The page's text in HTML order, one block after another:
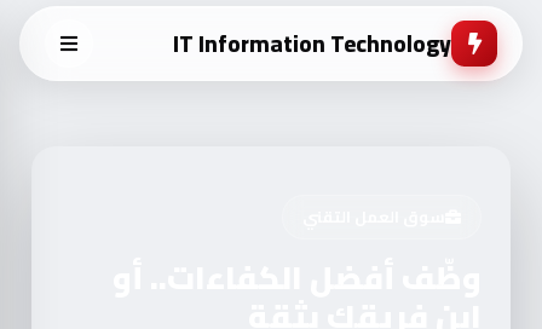
IT Information Technology